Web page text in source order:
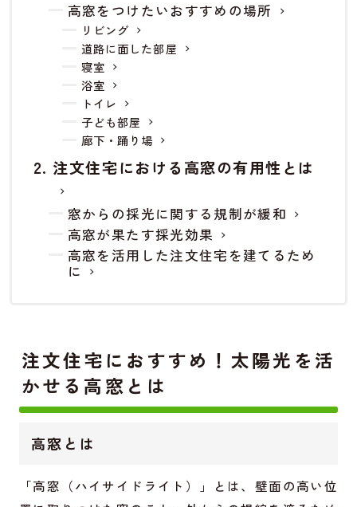
高窓をつけたいおすすめの場所
リビング
道路に面した部屋
寝室
浴室
トイレ
子ども部屋
廊下・踊り場
注文住宅における高窓の有用性とは
窓からの採光に関する規制が緩和
高窓が果たす採光効果
高窓を活用した注文住宅を建てるため
に
注文住宅におすすめ！太陽光を活
かせる高窓とは
高窓とは
「高窓（ハイサイドライト）」とは、壁面の高い位